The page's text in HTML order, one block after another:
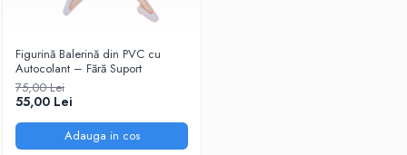
Figurină Balerină din PVC cu
Autocolant – Fără Suport
75,00 Lei
55,00 Lei
Adauga in cos